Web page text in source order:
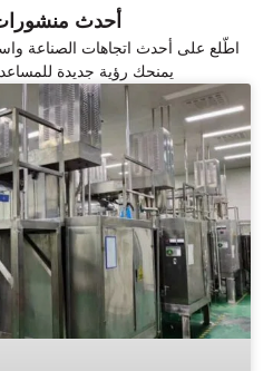
أحدث
اطّلع على أحدث اتجاهات الصناعة
يمنحك رؤية جديدة